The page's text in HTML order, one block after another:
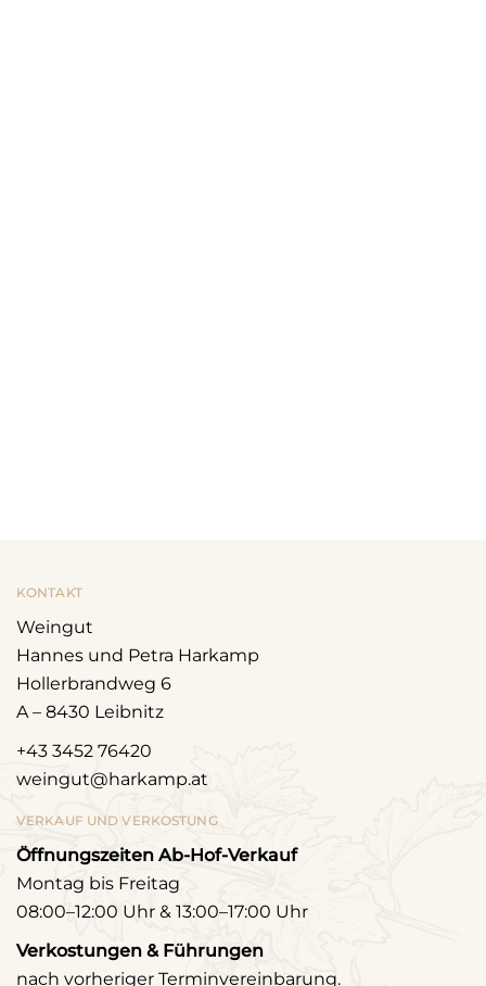
KONTAKT
Weingut
Hannes und Petra Harkamp
Hollerbrandweg 6
A – 8430 Leibnitz
+43 3452 76420
weingut@harkamp.at
VERKAUF UND VERKOSTUNG
Öffnungszeiten Ab-Hof-Verkauf
Montag bis Freitag
08:00–12:00 Uhr & 13:00–17:00 Uhr
Verkostungen & Führungen
nach vorheriger Terminvereinbarung.